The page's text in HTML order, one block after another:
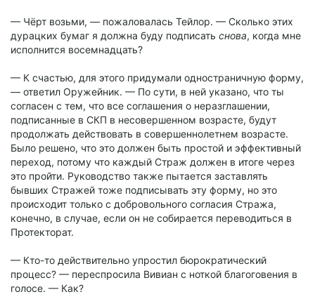
— Чёрт возьми, — пожаловалась Тейлор. — Сколько этих
дурацких бумаг я должна буду подписать снова, когда мне
исполнится восемнадцать?
— К счастью, для этого придумали одностраничную форму,
— ответил Оружейник. — По сути, в ней указано, что ты
согласен с тем, что все соглашения о неразглашении,
подписанные в СКП в несовершенном возрасте, будут
продолжать действовать в совершеннолетнем возрасте.
Было решено, что это должен быть простой и эффективный
переход, потому что каждый Страж должен в итоге через
это пройти. Руководство также пытается заставлять
бывших Стражей тоже подписывать эту форму, но это
происходит только с добровольного согласия Стража,
конечно, в случае, если он не собирается переводиться в
Протекторат.
— Кто-то действительно упростил бюрократический
процесс? — переспросила Вивиан с ноткой благоговения в
голосе. — Как?